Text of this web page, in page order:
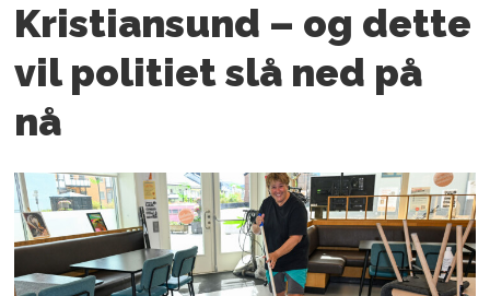
Kristiansund – og dette
vil politiet slå ned på
nå